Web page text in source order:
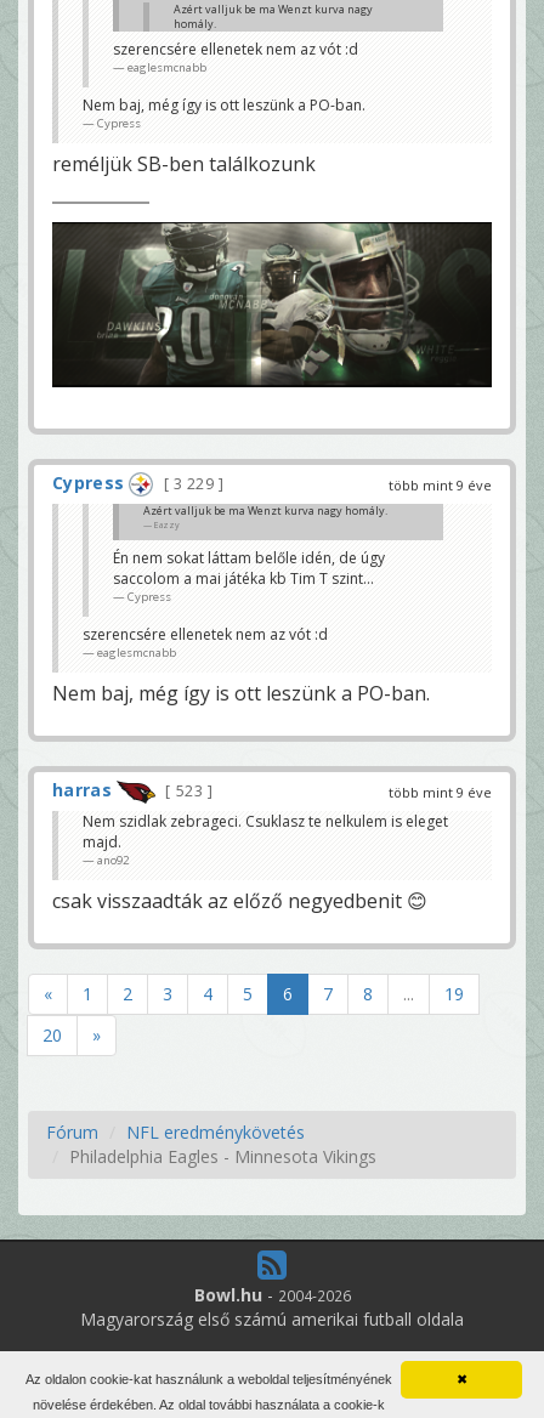
Azért valljuk be ma Wenzt kurva nagy
homály.
Én nem sokat láttam belőle idén, de úgy saccolom a
Cypress
szerencsére ellenetek nem az vót :d
eaglesmcnabb
Nem baj, még így is ott leszünk a PO-ban.
Cypress
reméljük SB-ben találkozunk
több mint 9 éve
Cypress 3 229
Azért valljuk be ma Wenzt kurva nagy homály.
Eazzy
Én nem sokat láttam belőle idén, de úgy
saccolom a mai játéka kb Tim T szint...
Cypress
szerencsére ellenetek nem az vót :d
eaglesmcnabb
Nem baj, még így is ott leszünk a PO-ban.
több mint 9 éve
harras
523
Nem szidlak zebrageci. Csuklasz te nelkulem is eleget
majd.
ano92
csak visszaadták az előző negyedbenit 😊
« 1 2 3 4 5 6 7 8 ...
19
20
»
Fórum
NFL eredménykövetés
Philadelphia Eagles - Minnesota Vikings
Bowl.hu - 2004-2026
Magyarország első számú amerikai futball oldala
10
online felhasználó
Minden jog fenntartva. Írott anyagok újraközlése csak a szerző
✖
Az oldalon cookie-kat használunk a weboldal teljesítményének
növelése érdekében. Az oldal további használata a cookie-k